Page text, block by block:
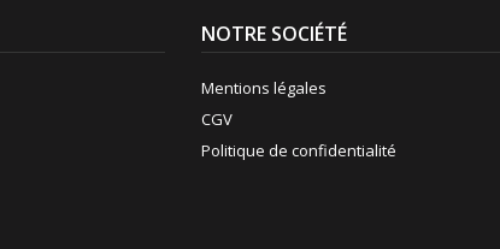
NOTRE SOCIÉTÉ
Mentions légales
CGV
Politique de confidentialité